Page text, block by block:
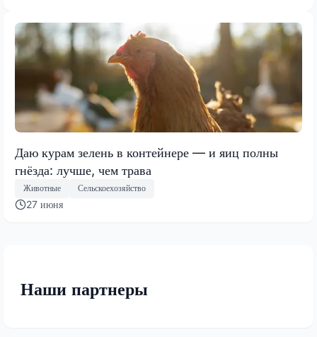
Даю курам зелень в контейнере — и яиц полны
гнёзда: лучше, чем трава
Животные Сельскоехозяйство
27 июня
Наши партнеры